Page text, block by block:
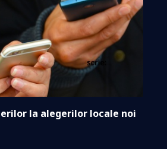
la alegerilor locale noi